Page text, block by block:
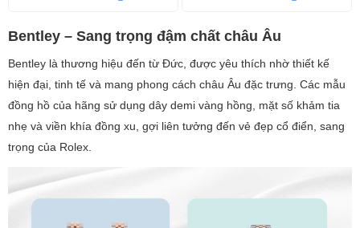
Bentley – Sang trọng đậm chất châu Âu
Bentley là thương hiệu đến từ Đức, được yêu thích nhờ thiết kế
hiện đại, tinh tế và mang phong cách châu Âu đặc trưng. Các mẫu
đồng hồ của hãng sử dụng dây demi vàng hồng, mặt số khảm tia
nhẹ và viền khía đồng xu, gợi liên tưởng đến vẻ đẹp cổ điển, sang
trọng của Rolex.